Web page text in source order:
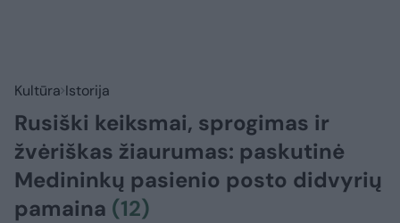
Kultūra Istorija
Rusiški keiksmai, sprogimas ir
žvėriškas žiaurumas: paskutinė
Medininkų pasienio posto didvyrių
pamaina (12)